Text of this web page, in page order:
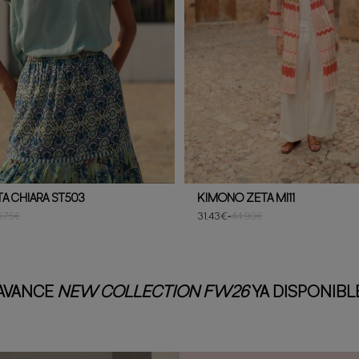
CHIARA ST503 KIMONO ZETA MI11
31,43€-44,90€
NEW COLLECTION FW26YA